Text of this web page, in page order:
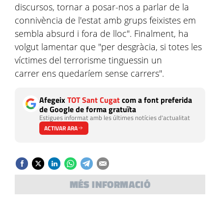
discursos, tornar a posar-nos a parlar de la
connivència de l'estat amb grups feixistes em
sembla absurd i fora de lloc". Finalment, ha
volgut lamentar que "per desgràcia, si totes les
víctimes del terrorisme tinguessin un
carrer ens quedaríem sense carrers".
AfegeixTOT Sant Cugatcom a font preferida
de Google de forma gratuïta
Estigues informat amb les últimes notícies d'actualitat
ACTIVAR ARA
MÉS INFORMACIÓ